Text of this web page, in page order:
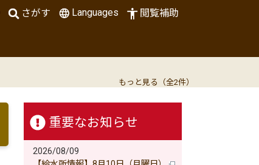
さがす Languages 閲覧補助
もっと見る（全2件）
重要なお知らせ
2026/08/09